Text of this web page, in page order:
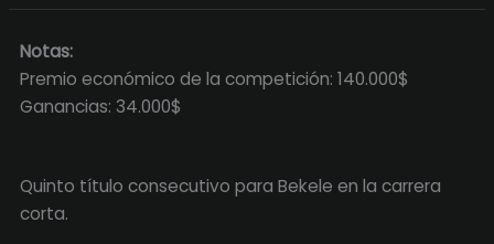
Notas:
Premio económico de la competición: 140.000$
Ganancias: 34.000$
Quinto título consecutivo para Bekele en la carrera
corta.